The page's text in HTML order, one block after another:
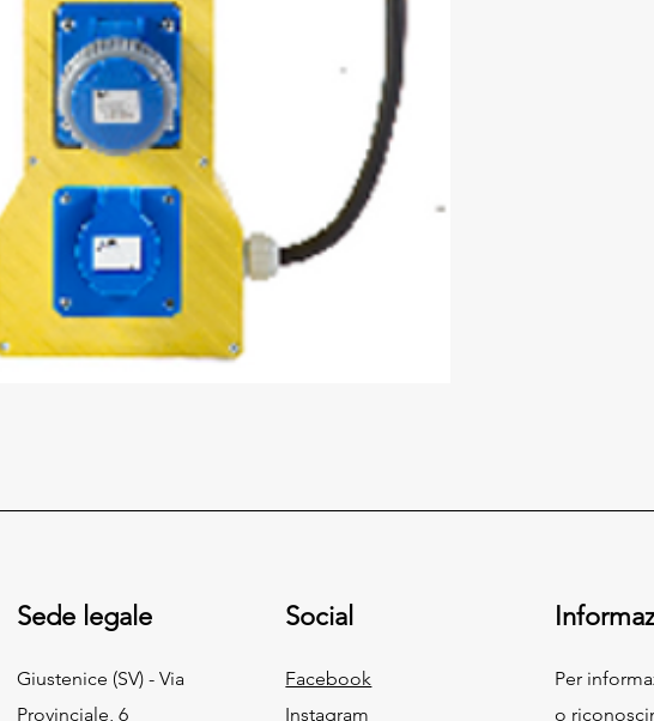
Sede legale
Giustenice (SV) - Via
Provinciale, 6
Social
Facebook
Instagram
Per
o